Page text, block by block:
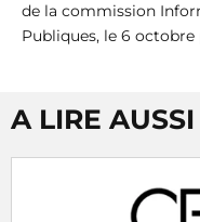
de la commission
Publiques, le 6 octobre
A LIRE AUSSI